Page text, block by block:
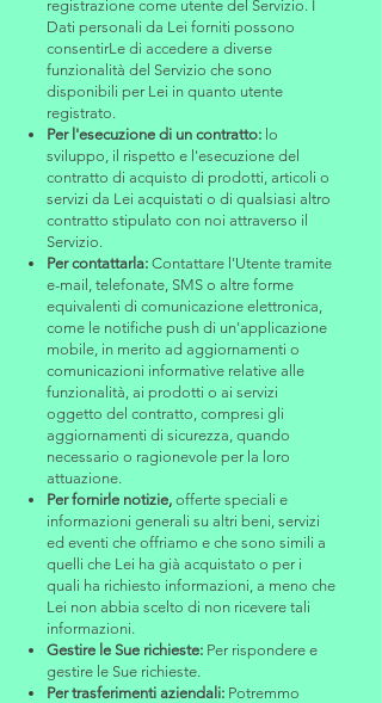
registrazione come utente del Servizio. I
Dati personali da Lei forniti possono
consentirLe di accedere a diverse
funzionalità del Servizio che sono
disponibili per Lei in quanto utente
registrato.
Per l'esecuzione di un contratto: lo
sviluppo, il rispetto e l'esecuzione del
contratto di acquisto di prodotti, articoli o
servizi da Lei acquistati o di qualsiasi altro
contratto stipulato con noi attraverso il
Servizio.
Per contattarla: Contattare l'Utente tramite
e-mail, telefonate, SMS o altre forme
equivalenti di comunicazione elettronica,
come le notifiche push di un'applicazione
mobile, in merito ad aggiornamenti o
comunicazioni informative relative alle
funzionalità, ai prodotti o ai servizi
oggetto del contratto, compresi gli
aggiornamenti di sicurezza, quando
necessario o ragionevole per la loro
attuazione.
Per fornirle notizie, offerte speciali e
informazioni generali su altri beni, servizi
ed eventi che offriamo e che sono simili a
quelli che Lei ha già acquistato o per i
quali ha richiesto informazioni, a meno che
Lei non abbia scelto di non ricevere tali
informazioni.
Gestire le Sue richieste: Per rispondere e
gestire le Sue richieste.
Per trasferimenti aziendali: Potremmo